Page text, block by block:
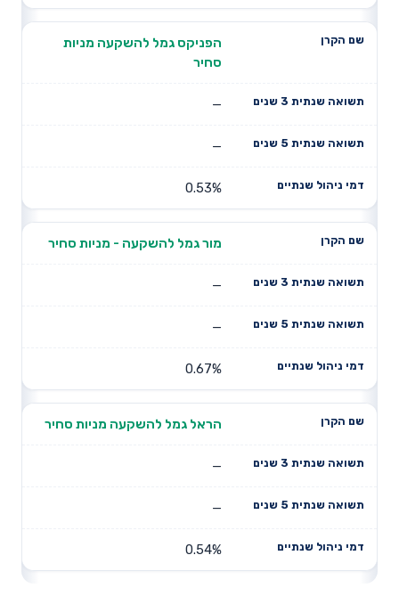
הפניקס גמל להשקעה מניות
סחיר
—
—
0.53%
מור גמל להשקעה - מניות סחיר
—
—
0.67%
הראל גמל להשקעה מניות סחיר
—
—
0.54%